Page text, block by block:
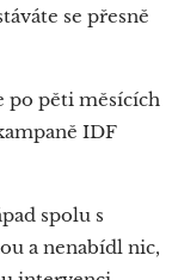
se přesně
po pěti měsících
IDF
spolu s
a nenabídl nic,